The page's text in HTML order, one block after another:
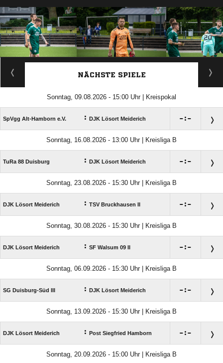
ANZEIGE
NÄCHSTE SPIELE
Sonntag, 09.08.2026 - 15:00 Uhr | Kreispokal
SpVgg Alt-Hamborn e.V. : DJK Lösort Meiderich :
Sonntag, 16.08.2026 - 13:00 Uhr | Kreisliga B
TuRa 88 Duisburg : DJK Lösort Meiderich :
Sonntag, 23.08.2026 - 15:30 Uhr | Kreisliga B
DJK Lösort Meiderich : TSV Bruckhausen II :
Sonntag, 30.08.2026 - 15:30 Uhr | Kreisliga B
DJK Lösort Meiderich : SF Walsum 09 II :
Sonntag, 06.09.2026 - 15:30 Uhr | Kreisliga B
SG Duisburg-Süd III : DJK Lösort Meiderich :
Sonntag, 13.09.2026 - 15:30 Uhr | Kreisliga B
DJK Lösort Meiderich : Post Siegfried Hamborn :
Sonntag, 20.09.2026 - 15:00 Uhr | Kreisliga B